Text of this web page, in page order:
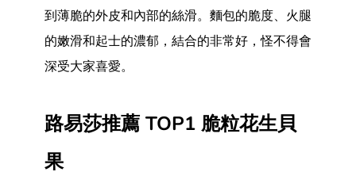
到薄脆的外皮和內部的絲滑。麵包的脆度、火腿
的嫩滑和起士的濃郁，結合的非常好，怪不得會
深受大家喜愛。
路易莎推薦 TOP1 脆粒花生貝
果